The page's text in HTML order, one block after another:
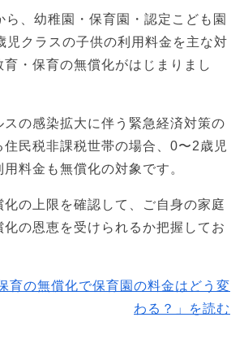
、幼稚園・保育園・認定こども園
児クラスの子供の利用料金を主な対
・保育の無償化がはじまりまし
スの感染拡大に伴う緊急経済対策の
住民税非課税世帯の場合、0〜2歳児
料金も無償化の対象です。
化の上限を確認して、ご自身の家庭
化の恩恵を受けられるか把握してお
育の無償化で保育園の料金はどう変
わる？」を読む